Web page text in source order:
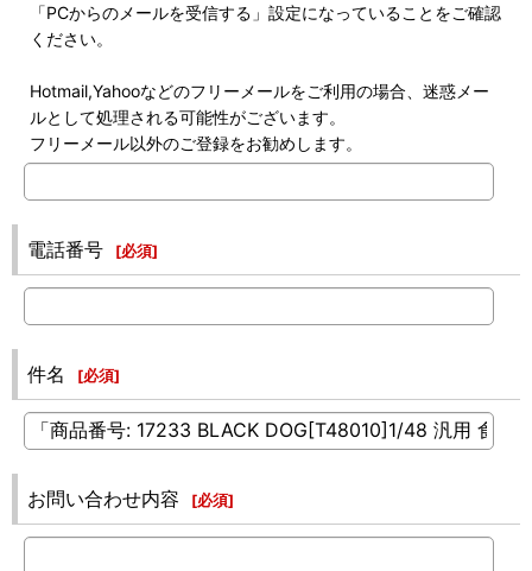
「PCからのメールを受信する」設定になっていることをご確認
ください。
Hotmail,Yahooなどのフリーメールをご利用の場合、迷惑メー
ルとして処理される可能性がございます。
フリーメール以外のご登録をお勧めします。
電話番号 [必須]
件名 [必須]
お問い合わせ内容 [必須]